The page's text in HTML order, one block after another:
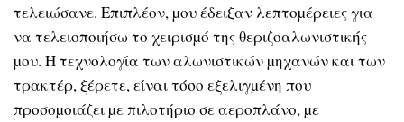
τελειώσανε. Επιπλέον, µου έδειξαν λεπτοµέρειες για
να τελειοποιήσω το χειρισµό της θεριζοαλωνιστικής
µου. Η τεχνολογία των αλωνιστικών µηχανών και των
τρακτέρ, ξέρετε, είναι τόσο εξελιγµένη που
προσοµοιάζει µε πιλοτήριο σε αεροπλάνο, µε